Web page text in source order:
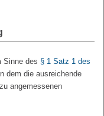
Sinne des § 1 Satz 1 des
in dem die ausreichende
angemessenen